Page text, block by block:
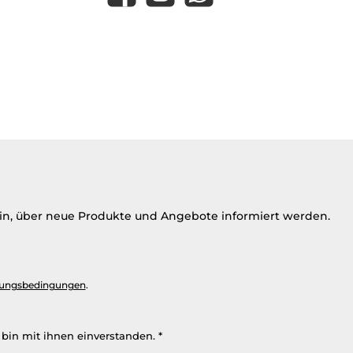
über neue Produkte und Angebote informiert werden.
.
mit ihnen einverstanden. *